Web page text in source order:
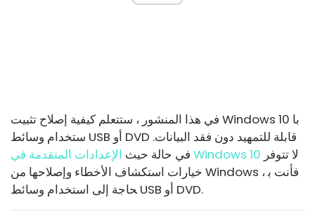
في هذا المنشور ، ستتعلم كيفية إصلاح تثبيت Windows 10 با
ستخدام وسائط USB أو DVD قابلة للتمهيد دون فقد البيانات.
في حالة حيث الإعدادات المتقدمة في Windows 10
خيارات استكشاف الأخطاء وإصلاحها من Windows ، فأنت ب
حاجة إلى استخدام وسائط USB أو DVD.